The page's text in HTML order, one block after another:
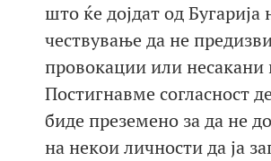
што ќе дојдат од Бугарија
чествување да не
провокации или несакани
Постигнавме согласност
биде преземено за да не
на некои личности да ја